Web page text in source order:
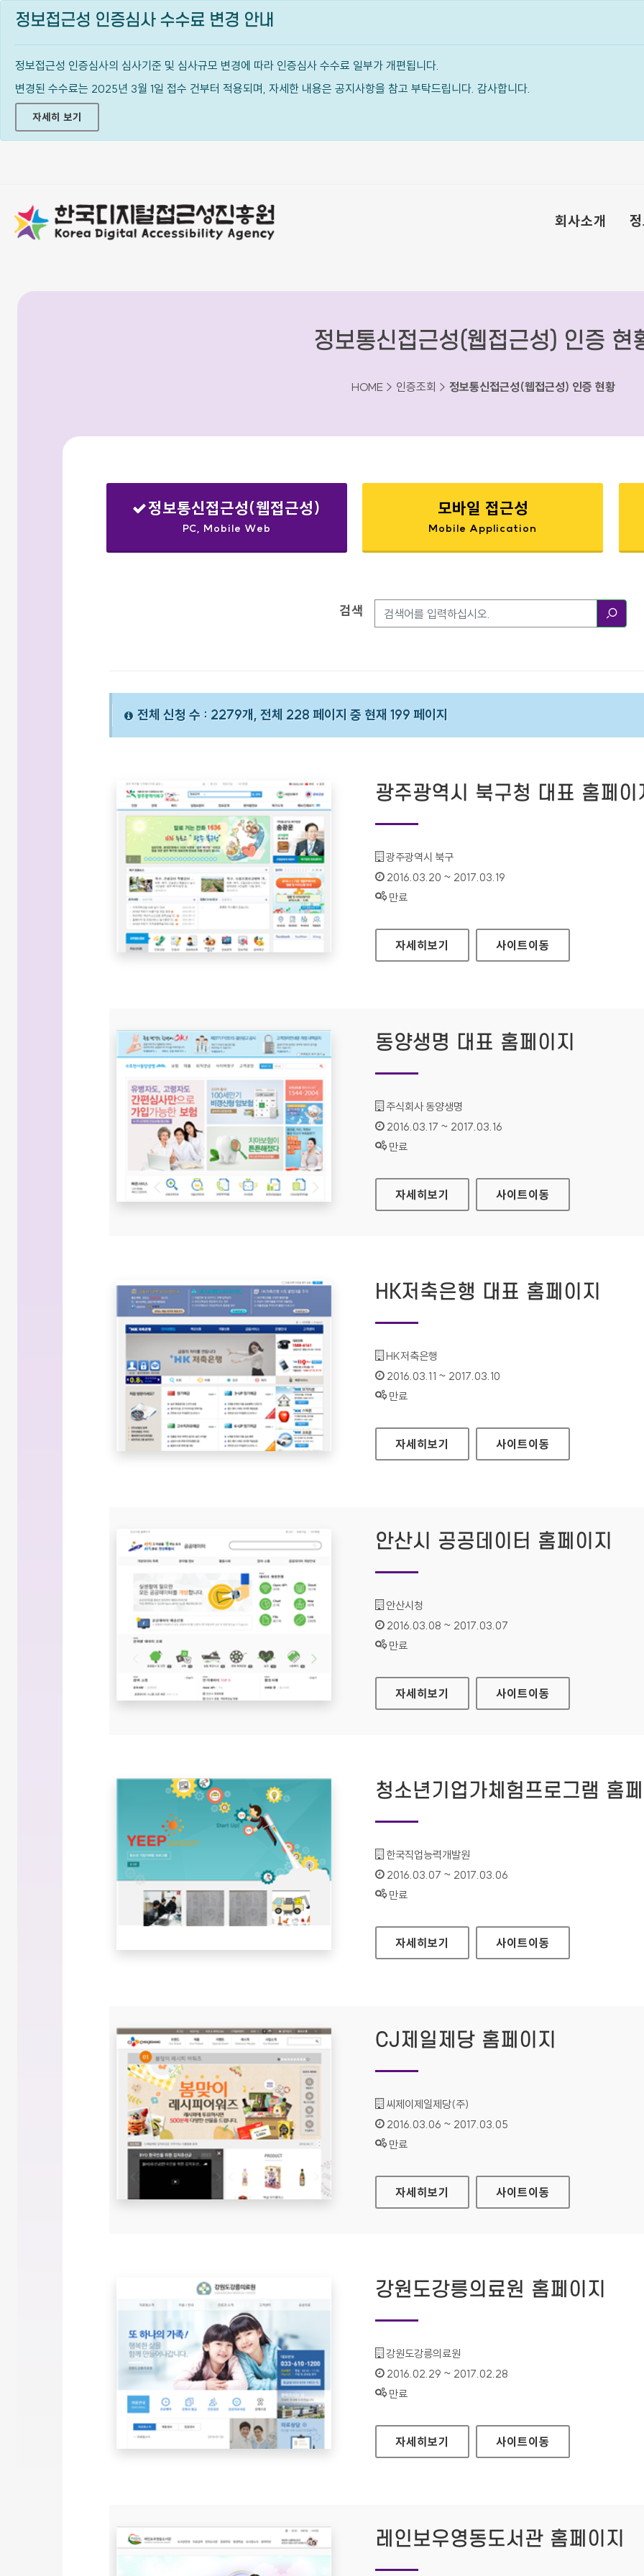
정보접근성 인증심사 수수료 변경 안내
정보접근성 인증심사의 심사기준 및 심사규모 변경에 따라 인증심사 수수료 일부가 개편됩니다.
변경된 수수료는 2025년 3월 1일 접수 건부터 적용되며, 자세한 내용은 공지사항을 참고 부탁드립니다. 감사합니다.
자세히 보기
회사소개
정보통신접근성(웹접근성) 인증 현
HOME > 인증조회 > 정보통신접근성(웹접근성) 인증 현황
정보통신접근성(웹접근성)
PC, Mobile Web
모바일 접근성
Mobile Application
검색
전체 신청 수 : 2279개, 전체 228 페이지 중 현재 199 페이지
광주광역시 북구청 대표 홈페이
기관명 :
광주광역시 북구
인증기간 :
2016.03.20 ~ 2017.03.19
상태 :
만료
광주광역시 북구청 대표 홈페이지
자세히보기 사이트이동
동양생명 대표 홈페이지
기관명 :
주식회사 동양생명
인증기간 :
2016.03.17 ~ 2017.03.16
상태 :
만료
동양생명 대표 홈페이지
자세히보기 사이트이동
HK저축은행 대표 홈페이지
기관명 :
HK저축은행
인증기간 :
2016.03.11 ~ 2017.03.10
상태 :
만료
HK저축은행 대표 홈페이지
자세히보기 사이트이동
안산시 공공데이터 홈페이지
기관명 :
안산시청
인증기간 :
2016.03.08 ~ 2017.03.07
상태 :
만료
안산시 공공데이터 홈페이지
자세히보기 사이트이동
청소년기업가체험프로그램 홈
기관명 :
한국직업능력개발원
인증기간 :
2016.03.07 ~ 2017.03.06
상태 :
만료
청소년기업가체험프로그램 홈페이지
자세히보기 사이트이동
CJ제일제당 홈페이지
기관명 :
씨제이제일제당(주)
인증기간 :
2016.03.06 ~ 2017.03.05
상태 :
만료
CJ제일제당 홈페이지
자세히보기 사이트이동
강원도강릉의료원 홈페이지
기관명 :
강원도강릉의료원
인증기간 :
2016.02.29 ~ 2017.02.28
상태 :
만료
강원도강릉의료원 홈페이지
자세히보기 사이트이동
레인보우영동도서관 홈페이지